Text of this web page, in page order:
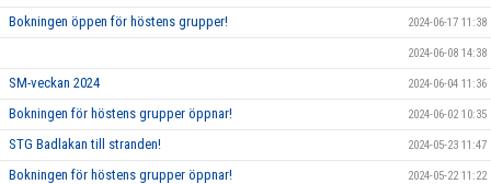
Bokningen öppen för höstens grupper! 2024-06-17 11:38
2024-06-08 14:38
SM-veckan 2024 2024-06-04 11:36
Bokningen för höstens grupper öppnar! 2024-06-02 10:35
STG Badlakan till stranden! 2024-05-23 11:47
Bokningen för höstens grupper öppnar! 2024-05-22 11:22